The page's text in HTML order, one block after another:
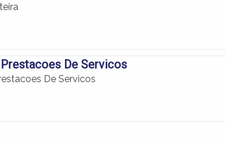
De Servicos
De Servicos